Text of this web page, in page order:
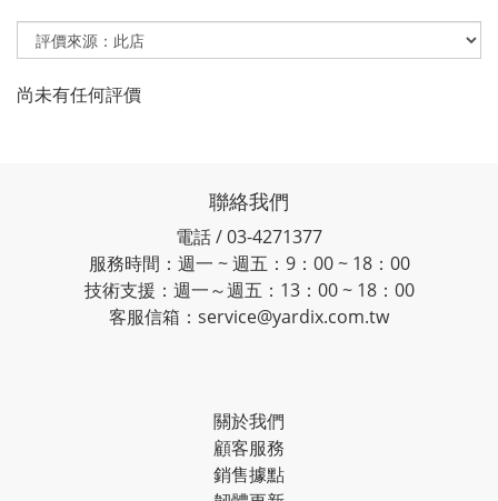
尚未有任何評價
聯絡我們
電話 / 03-4271377
服務時間：週一 ~ 週五：9：00 ~ 18：00
技術支援：週一～週五：13：00 ~ 18：00
客服信箱：service@yardix.com.tw
關於我們
顧客服務
銷售據點